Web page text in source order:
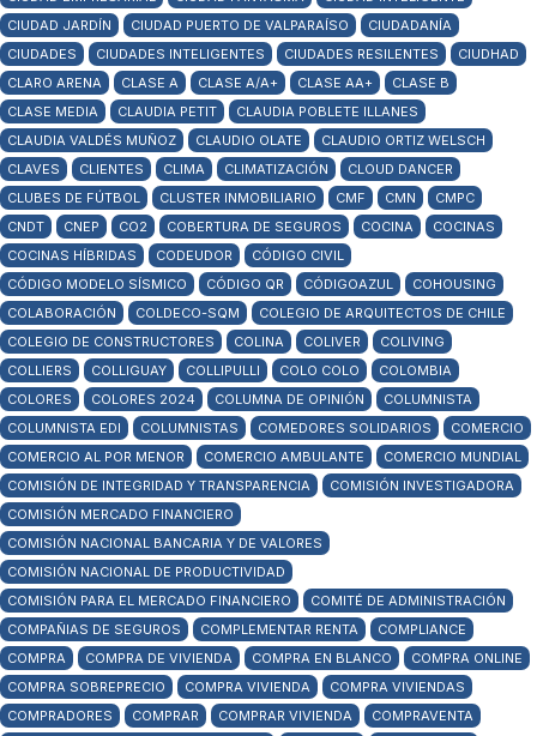
CIUDAD JARDÍN
CIUDAD PUERTO DE VALPARAÍSO
CIUDADANÍA
CIUDADES
CIUDADES INTELIGENTES CIUDADES RESILENTES
CIUDHAD
CLARO ARENA
CLASE A CLASE A/A+ CLASE AA+
CLASE B
CLASE MEDIA
CLAUDIA PETIT
CLAUDIA POBLETE ILLANES
CLAUDIA VALDÉS MUÑOZ
CLAUDIO OLATE
CLAUDIO ORTIZ WELSCH
CLAVES
CLIENTES CLIMA CLIMATIZACIÓN
CLOUD DANCER
CLUBES DE FÚTBOL
CLUSTER INMOBILIARIO CMF CMN
CMPC
CNDT
CNEP CO2 COBERTURA DE SEGUROS COCINA
COCINAS
COCINAS HÍBRIDAS
CODEUDOR
CÓDIGO CIVIL
CÓDIGO MODELO SÍSMICO
CÓDIGO QR CÓDIGOAZUL
COHOUSING
COLABORACIÓN
COLDECO-SQM
COLEGIO DE ARQUITECTOS DE CHILE
COLEGIO DE CONSTRUCTORES
COLINA COLIVER
COLIVING
COLLIERS
COLLIGUAY COLLIPULLI COLO COLO
COLOMBIA
COLORES
COLORES 2024 COLUMNA DE OPINIÓN
COLUMNISTA
COLUMNISTA EDI
COLUMNISTAS COMEDORES SOLIDARIOS
COMERCIO
COMERCIO AL POR MENOR
COMERCIO AMBULANTE
COMERCIO MUNDIAL
COMISIÓN DE INTEGRIDAD Y TRANSPARENCIA
COMISIÓN INVESTIGADORA
COMISIÓN MERCADO FINANCIERO
COMISIÓN NACIONAL BANCARIA Y DE VALORES
COMISIÓN NACIONAL DE PRODUCTIVIDAD
COMISIÓN PARA EL MERCADO FINANCIERO
COMITÉ DE ADMINISTRACIÓN
COMPAÑIAS DE SEGUROS
COMPLEMENTAR RENTA
COMPLIANCE
COMPRA
COMPRA DE VIVIENDA COMPRA EN BLANCO
COMPRA ONLINE
COMPRA SOBREPRECIO
COMPRA VIVIENDA
COMPRA VIVIENDAS
COMPRADORES
COMPRAR COMPRAR VIVIENDA
COMPRAVENTA